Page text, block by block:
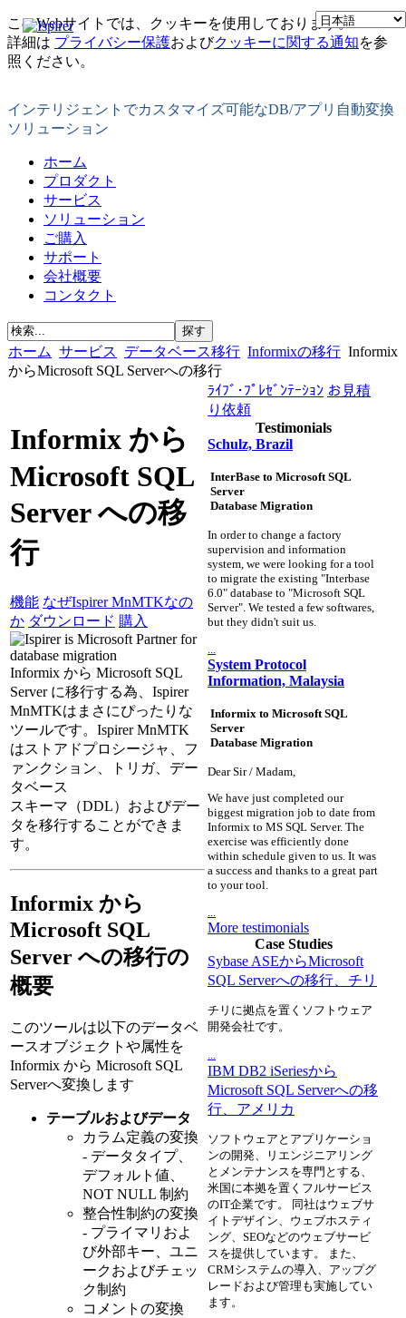
このWebサイトでは、クッキーを使用しております。
詳細は プライバシー保護およびクッキーに関する通知を参
照ください。
インテリジェントでカスタマイズ可能なDB/アプリ自動変換
ソリューション
ホーム
プロダクト
サービス
ソリューション
ご購入
サポート
会社概要
コンタクト
ホーム サービス データベース移行 Informixの移行 Informix
からMicrosoft SQL Serverへの移行
Informix から
Microsoft SQL
Server への移
行
機能 なぜIspirer MnMTKなの
か ダウンロード 購入
Informix から Microsoft SQL
Server に移行する為、Ispirer
MnMTKはまさにぴったりな
ツールです。Ispirer MnMTK
はストアドプロシージャ、フ
ァンクション、トリガ、デー
タベース
スキーマ（DDL）およびデー
タを移行することができま
す。
Informix から
Microsoft SQL
Server への移行の
概要
このツールは以下のデータベ
ースオブジェクトや属性を
Informix から Microsoft SQL
Serverへ変換します
テーブルおよびデータ
カラム定義の変換
- データタイプ、
デフォルト値、
NOT NULL 制約
整合性制約の変換
- プライマリおよ
び外部キー、ユニ
ークおよびチェッ
ク制約
コメントの変換
ﾗｲﾌﾞ･ﾌﾟﾚｾﾞﾝﾃｰｼｮﾝ お見積
り依頼
Testimonials
Schulz, Brazil
InterBase to Microsoft SQL
Server
Database Migration
In order to change a factory
supervision and information
system, we were looking for a tool
to migrate the existing "Interbase
6.0" database to "Microsoft SQL
Server". We tested a few softwares,
but they didn't suit us.
System Protocol
Information, Malaysia
Informix to Microsoft SQL
Server
Database Migration
Dear Sir / Madam,
We have just completed our
biggest migration job to date from
Informix to MS SQL Server. The
exercise was efficiently done
within schedule given to us. It was
a success and thanks to a great part
to your tool.
More testimonials
Case Studies
Sybase ASEからMicrosoft
SQL Serverへの移行、チリ
チリに拠点を置くソフトウェア
開発会社です。
IBM DB2 iSeriesから
Microsoft SQL Serverへの移
行、アメリカ
ソフトウェアとアプリケーショ
ンの開発、リエンジニアリング
とメンテナンスを専門とする、
米国に本拠を置くフルサービス
のIT企業です。 同社はウェブサ
イトデザイン、ウェブホスティ
ング、SEOなどのウェブサービ
スを提供しています。 また、
CRMシステムの導入、アップグ
レードおよび管理も実施してい
ます。